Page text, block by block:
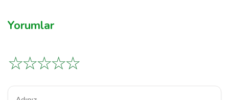
Yorumlar
☆
☆
☆
☆
☆